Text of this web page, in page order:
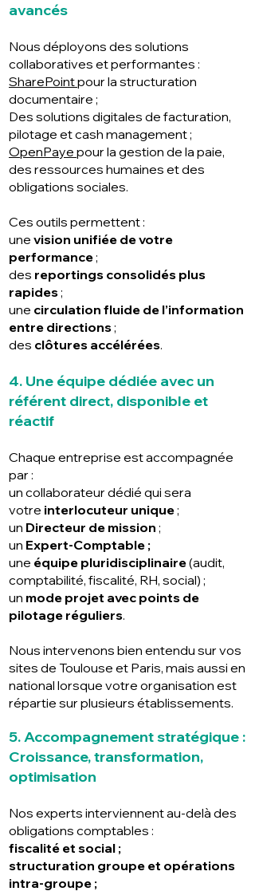
avancés
Nous déployons des solutions
collaboratives et performantes :
SharePointpour la structuration
documentaire ;
Des solutions digitales de facturation,
pilotage et cash management ;
OpenPaye pour la gestion de la paie,
des ressources humaines et des
obligations sociales.
Ces outils permettent :
une vision unifiée de votre
performance;
des reportings consolidés plus
rapides;
une circulation fluide de l’information
entre directions;
des clôtures accélérées.
4. Une équipe dédiée avec un
référent direct, disponible et
réactif
Chaque entreprise est accompagnée
par :
un collaborateur dédié qui sera
votre interlocuteur unique;
un Directeur de mission ;
un Expert-Comptable ;
une équipe pluridisciplinaire(audit,
comptabilité, fiscalité, RH, social) ;
un mode projet avec points de
pilotage réguliers.
Nous intervenons bien entendu sur vos
sites de Toulouse et Paris, mais aussi en
national lorsque votre organisation est
répartie sur plusieurs établissements.
5. Accompagnement stratégique :
Croissance, transformation,
optimisation
Nos experts interviennent au-delà des
obligations comptables :
fiscalité et social ;
structuration groupe et opérations
intra-groupe ;